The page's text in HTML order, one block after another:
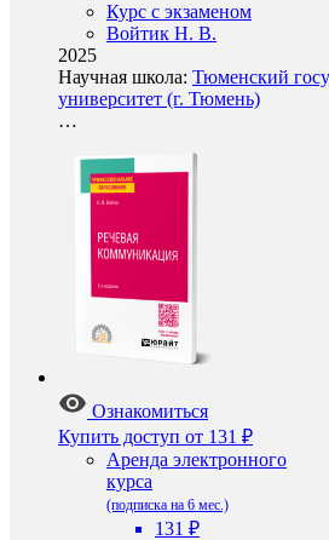
Курс с экзаменом
Войтик Н. В.
2025
Научная школа: Тюменский
университет (г. Тюмень)
…
Ознакомиться
Купить доступ от 131 ₽
Аренда электронного
курса
(подписка на 6 мес.)
131 ₽